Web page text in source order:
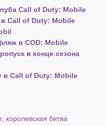
Call of Duty: Mobile
Call of Duty: Mobile
в COD: Mobile
в конце сезона
в Call of Duty: Mobile
королевская битва